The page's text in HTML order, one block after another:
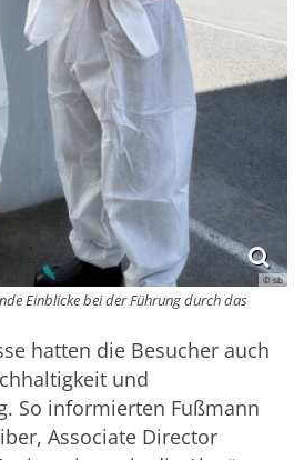
© sb
Einblicke bei der Führung durch das
hatten die Besucher auch
und
So informierten Fußmann
Associate Director